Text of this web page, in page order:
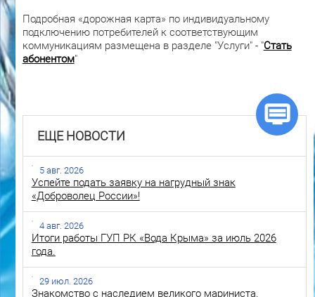
Подробная «дорожная карта» по индивидуальному
подключению потребителей к соответствующим
коммуникациям размещена в разделе "Услуги" - "Стать
абонентом"
ЕЩЕ НОВОСТИ
5 авг. 2026
Успейте подать заявку на нагрудный знак
«Доброволец России»!
4 авг. 2026
Итоги работы ГУП РК «Вода Крыма» за июль 2026
года.
29 июл. 2026
Знакомство с наследием великого мариниста.